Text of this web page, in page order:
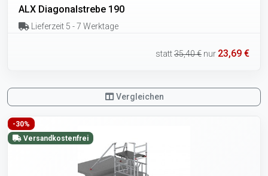
ALX Diagonalstrebe 190
Lieferzeit 5 - 7 Werktage
statt35,40 € nur 23,69 €
Vergleichen
-30%
Versandkostenfrei